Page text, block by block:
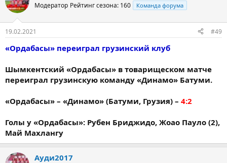
Модератор Рейтинг сезона: 160 Команда форума
19.02.2021 #49
«Ордабасы» переиграл грузинский клуб
Шымкентский «Ордабасы» в товарищеском матче
переиграл грузинскую команду «Динамо» Батуми.
«Ордабасы» – «Динамо» (Батуми, Грузия) – 4:2
Голы у «Ордабасы»: Рубен Бриджидо, Жоао Пауло (2),
Май Махлангу
Ауди2017